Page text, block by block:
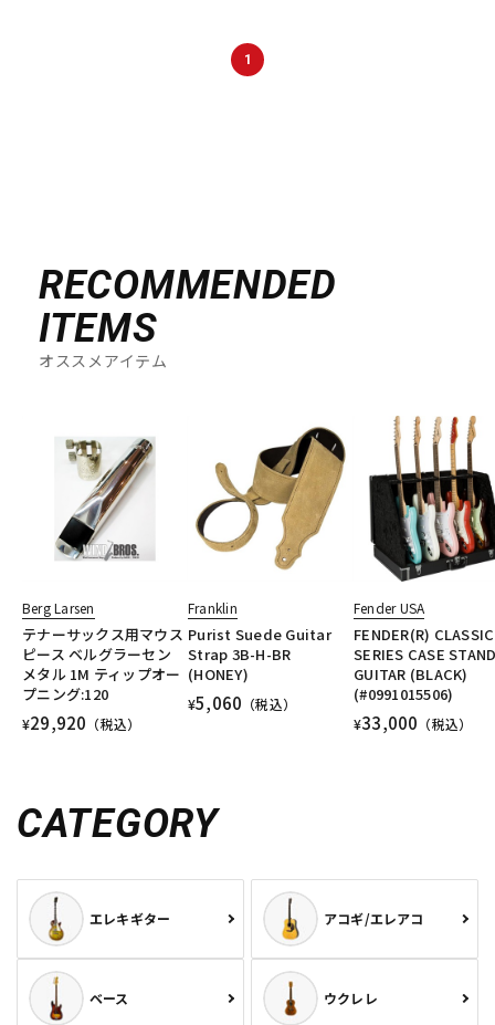
1
RECOMMENDED
ITEMS
オススメアイテム
Berg Larsen
テナーサックス用マウス
ピース ベルグラーセン
メタル 1M ティップオー
プニング:120
¥29,920 （税込）
Franklin
Purist Suede Guitar
Strap 3B-H-BR
(HONEY)
¥5,060 （税込）
Fender USA
FENDER(R) CLASSIC
SERIES CASE
GUITAR (BLACK)
(#0991015506)
¥33,000 （税込）
CATEGORY
エレキギター アコギ/エレアコ
ベース ウクレレ